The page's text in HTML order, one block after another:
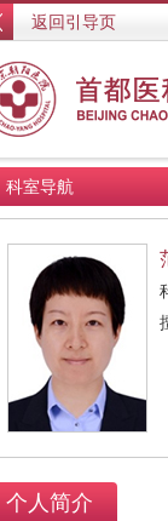
返回引导页
科室导航
个人简介